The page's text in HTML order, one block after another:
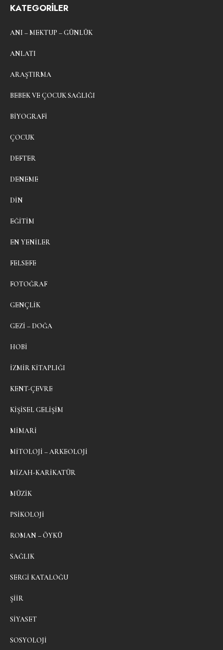
KATEGORİLER
ANI – MEKTUP – GÜNLÜK
ANLATI
ARAŞTIRMA
BEBEK VE ÇOCUK SAĞLIĞI
BIYOGRAFI
ÇOCUK
DEFTER
DENEME
DIN
EĞITIM
EN YENILER
FELSEFE
FOTOĞRAF
GENÇLIK
GEZI – DOĞA
HOBI
İZMIR KITAPLIĞI
KENT-ÇEVRE
KIŞISEL GELIŞIM
MIMARI
MITOLOJI – ARKEOLOJI
MIZAH-KARIKATÜR
MÜZIK
PSIKOLOJI
ROMAN – ÖYKÜ
SAĞLIK
SERGI KATALOĞU
ŞIIR
SIYASET
SOSYOLOJI